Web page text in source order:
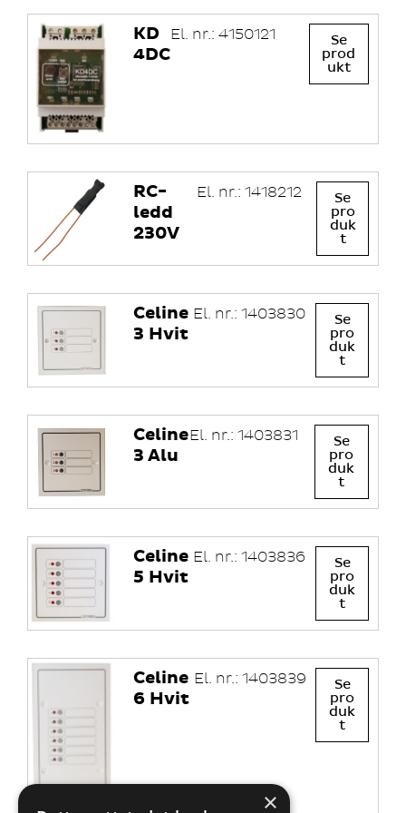
KD
4DC
El. nr.: 4150121
Se
prod
ukt
RC-
ledd
230V
El. nr.: 1418212
Se
pro
duk
t
Celine
3 Hvit
El. nr.: 1403830
Se
pro
duk
t
Celine
3 Alu
El. nr.: 1403831
Se
pro
duk
t
Celine
5 Hvit
El. nr.: 1403836
Se
pro
duk
t
Celine
6 Hvit
El. nr.: 1403839
Se
pro
duk
t